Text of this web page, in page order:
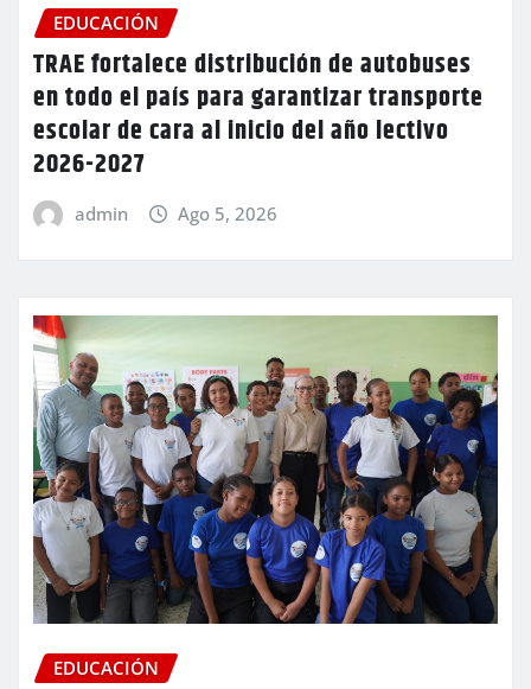
EDUCACIÓN
TRAE fortalece distribución de autobuses
en todo el país para garantizar transporte
escolar de cara al inicio del año lectivo
2026-2027
admin Ago 5, 2026
EDUCACIÓN